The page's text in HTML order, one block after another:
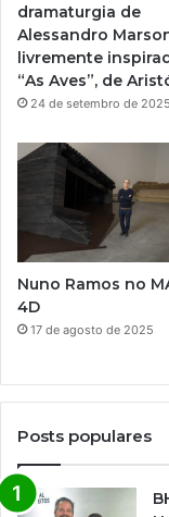
dramaturgia de
Alessandro
livremente
“As Aves”, de
24 de setembro de 2025
Nuno Ramos no
4D
17 de agosto de 2025
Posts populares